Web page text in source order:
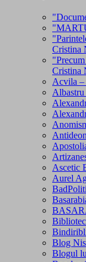
Cristina
Cristina
Acvila –
Ascetic
Aurel
Blog
Blogul